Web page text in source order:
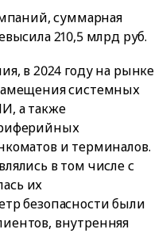
суммарная
210,5 млрд руб.
в 2024 году на рынке
системных
а также
и терминалов.
в том числе с
их
безопасности были
внутренняя